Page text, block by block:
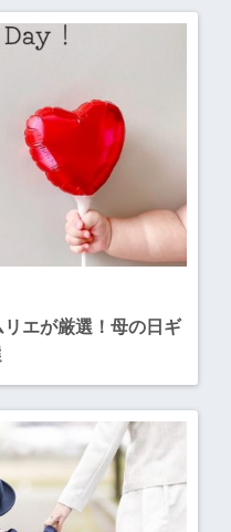
リエが厳選！母の日ギ